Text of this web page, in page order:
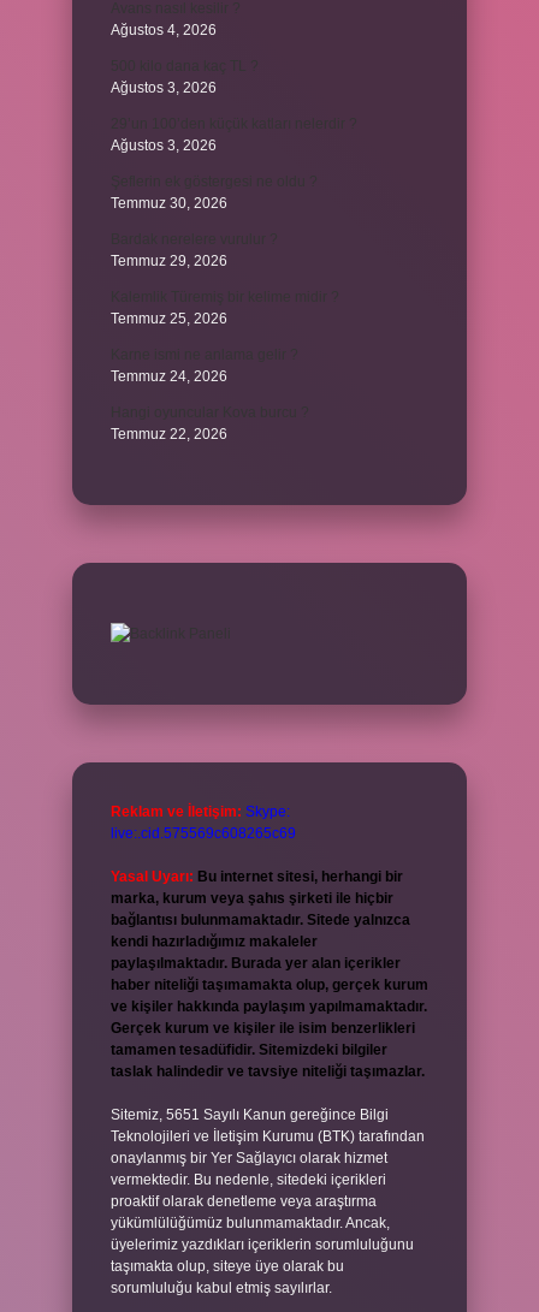
Ağustos 4, 2026
Ağustos 3, 2026
Ağustos 3, 2026
Temmuz 30, 2026
Temmuz 29, 2026
Temmuz 25, 2026
Temmuz 24, 2026
Temmuz 22, 2026
Reklam ve İletişim: Skype:
live:.cid.575569c608265c69
Yasal Uyarı: Bu internet sitesi, herhangi bir
marka, kurum veya şahıs şirketi ile hiçbir
bağlantısı bulunmamaktadır. Sitede yalnızca
kendi hazırladığımız makaleler
paylaşılmaktadır. Burada yer alan içerikler
haber niteliği taşımamakta olup, gerçek kurum
ve kişiler hakkında paylaşım yapılmamaktadır.
Gerçek kurum ve kişiler ile isim benzerlikleri
tamamen tesadüfidir. Sitemizdeki bilgiler
taslak halindedir ve tavsiye niteliği taşımazlar.
Sitemiz, 5651 Sayılı Kanun gereğince Bilgi
Teknolojileri ve İletişim Kurumu (BTK) tarafından
onaylanmış bir Yer Sağlayıcı olarak hizmet
vermektedir. Bu nedenle, sitedeki içerikleri
proaktif olarak denetleme veya araştırma
yükümlülüğümüz bulunmamaktadır. Ancak,
üyelerimiz yazdıkları içeriklerin sorumluluğunu
taşımakta olup, siteye üye olarak bu
sorumluluğu kabul etmiş sayılırlar.